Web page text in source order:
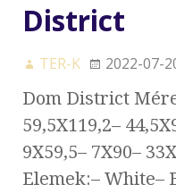
District
TER-K 2022-07-
Dom District
59,5X119,2–
9X59,5– 7X90–
Elemek:– White–